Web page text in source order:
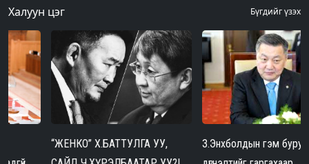
Халуун цэг Бүгдийг үзэх
“ЖЕНКО” Х.БАТТУЛГА УУ,
З.Энхболдын гэм буруугийн